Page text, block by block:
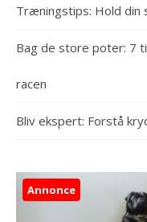
Træningstips: Hold din
Bag de store poter: 7
racen
Bliv ekspert: Forstå
Annonce